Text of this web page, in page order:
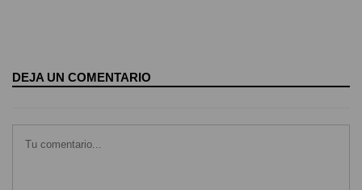
DEJA UN COMENTARIO